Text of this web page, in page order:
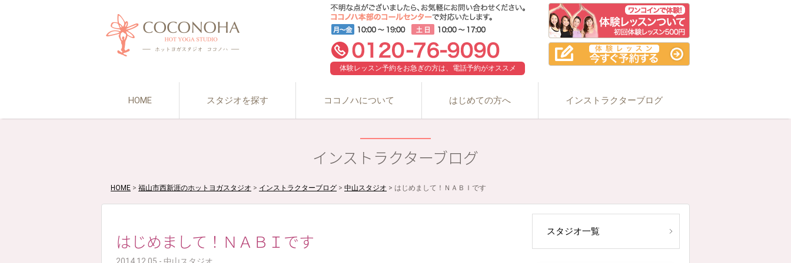
体験レッスン予約をお急ぎの方は、電話予約がオススメ
HOME スタジオを探す ココノハについて はじめての方へ インストラクターブログ
インストラクターブログ
HOME > 福山市西新涯のホットヨガスタジオ > インストラクターブログ > 中山スタジオ > はじめまして！ＮＡＢＩです
はじめまして！ＮＡＢＩです スタジオ一覧